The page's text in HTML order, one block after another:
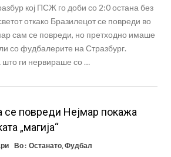
кој ПСЖ го доби со 2:0 остана без
откако Бразилецот се повреди во
сам се повреди, но претходно имаше
со фудбалерите на Стразбург.
што ги нервираше со …
повреди Нејмар покажа
„магија“
Во : Останато,Фудбал